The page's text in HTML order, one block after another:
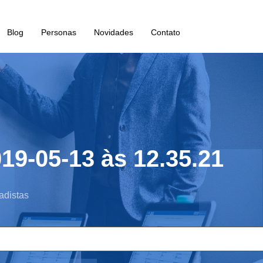
Blog Personas Novidades Contato
05-13 às 12.35.21